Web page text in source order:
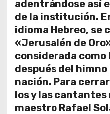
adentrándose así
de la institución.
idioma Hebreo, se
«Jerusalén de
considerada como
después del
nación. Para
los y las
maestro Rafael